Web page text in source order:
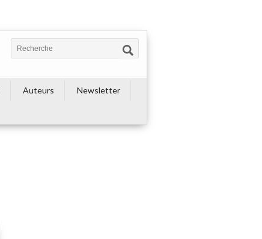
Auteurs
Newsletter